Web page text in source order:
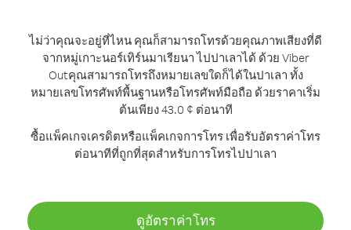
ไม่ว่าคุณจะอยู่ที่ไหน คุณก็สามารถโทรด้วยคุณภาพเสียงที่ดี
จากหมู่เกาะนอร์เทิร์นมาเรียนา ไปปาเลาได้ ด้วย Viber
Outคุณสามารถโทรถึงหมายเลขใดก็ได้ในปาเลา ทั้ง
หมายเลขโทรศัพท์พื้นฐานหรือโทรศัพท์มือถือ ด้วยราคาเริ่ม
ต้นเพียง 43.0 ¢ ต่อนาที
ซื้อแพ็คเกจเครดิตหรือแพ็คเกจการโทร เพื่อรับอัตราค่าโทร
ต่อนาทีที่ถูกที่สุดสำหรับการโทรไปปาเลา
ดูอัตราค่าโทร